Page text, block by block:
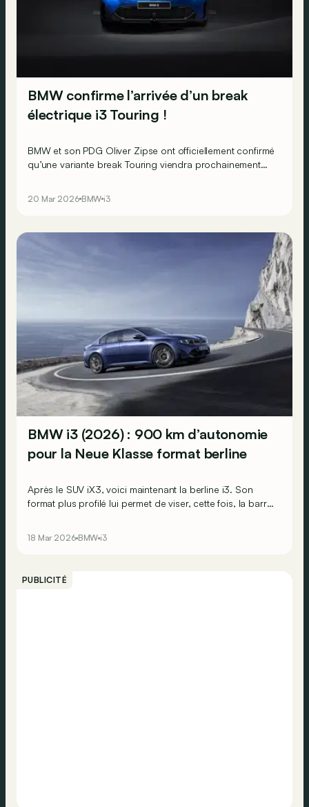
BMW confirme l’arrivée d’un break
électrique i3 Touring !
BMW et son PDG Oliver Zipse ont officiellement confirmé
qu’une variante break Touring viendra prochainement
20 Mar 2026 BMW i3
BMW i3 (2026) : 900 km d’autonomie
pour la Neue Klasse format berline
Après le SUV iX3, voici maintenant la berline i3. Son
format plus profilé lui permet de viser, cette fois, la barre
18 Mar 2026 BMW i3
PUBLICITÉ